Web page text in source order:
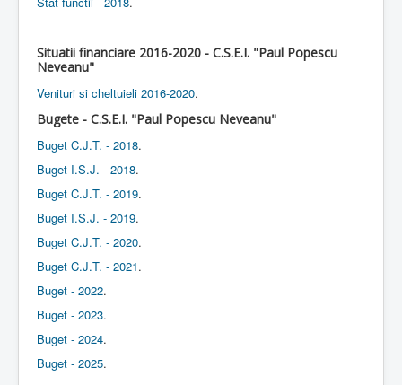
Situatii financiare 2016-2020 - C.S.E.I. "Paul Popescu
Neveanu"
Venituri si cheltuieli 2016-2020.
Bugete - C.S.E.I. "Paul Popescu Neveanu"
Buget C.J.T. - 2018.
Buget I.S.J. - 2018.
Buget C.J.T. - 2019.
Buget I.S.J. - 2019.
Buget C.J.T. - 2020.
Buget C.J.T. - 2021.
Buget - 2022.
Buget - 2023.
Buget - 2024.
Buget - 2025.